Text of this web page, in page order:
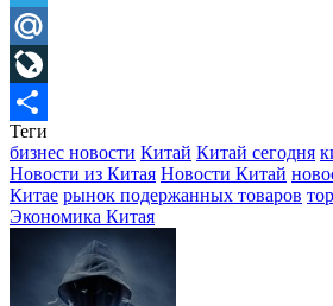
Telegram
Mail.Ru
LiveJournal
Отправить
Теги
бизнес новости Китай Китай сегодня
Новости из Китая Новости Китай
Китае рынок подержанных товаров
Экономика Китая